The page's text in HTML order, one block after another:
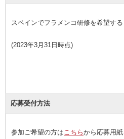
スペインでフラメンコ研修を希望す
(2023年3月31日時点)
応募受付方法
参加ご希望の方はこちらから応募用